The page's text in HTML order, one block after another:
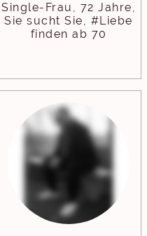
Single-Frau, 72 Jahre,
Sie sucht Sie, #Liebe
finden ab 70